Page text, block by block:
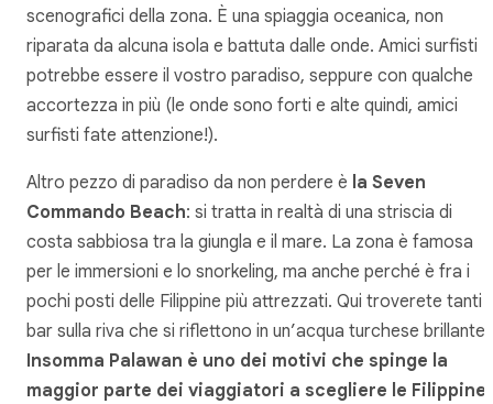
scenografici della zona. È una spiaggia oceanica, non
riparata da alcuna isola e battuta dalle onde. Amici surfisti
potrebbe essere il vostro paradiso, seppure con qualche
accortezza in più (le onde sono forti e alte quindi, amici
surfisti fate attenzione!).
Altro pezzo di paradiso da non perdere è la Seven
Commando Beach: si tratta in realtà di una striscia di
costa sabbiosa tra la giungla e il mare. La zona è famosa
per le immersioni e lo snorkeling, ma anche perché è fra i
pochi posti delle Filippine più attrezzati. Qui troverete tanti
bar sulla riva che si riflettono in un’acqua turchese brillante.
Insomma Palawan è uno dei motivi che spinge la
maggior parte dei viaggiatori a scegliere le Filippine